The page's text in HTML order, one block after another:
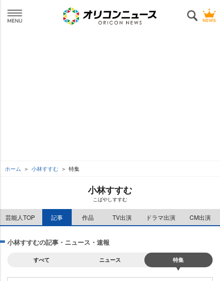
ホーム 小林すすむ 特集
小林すすむ
こばやしすすむ
芸能人TOP 記事 作品 TV出演 ドラマ出演 CM出演
小林すすむの記事・ニュース・速報
すべて ニュース 特集